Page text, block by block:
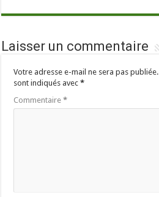
Laisser un commentaire
Votre adresse e-mail ne sera pas publiée.
sont indiqués avec*
Commentaire*